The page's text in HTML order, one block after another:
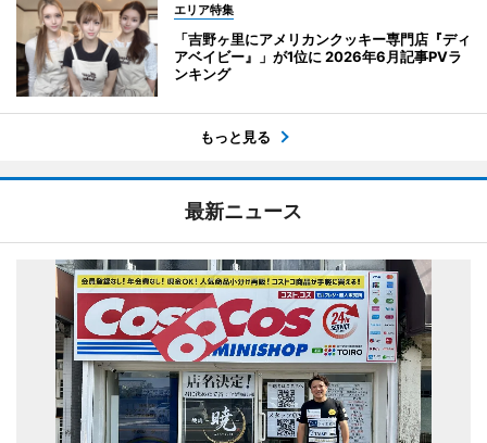
エリア特集
「吉野ヶ里にアメリカンクッキー専門店『ディ
アベイビー』」が1位に 2026年6月記事PVラ
ンキング
もっと見る
最新ニュース